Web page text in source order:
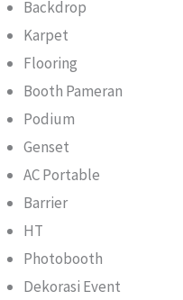
Backdrop
Karpet
Flooring
Booth Pameran
Podium
Genset
AC Portable
Barrier
HT
Photobooth
Dekorasi Event